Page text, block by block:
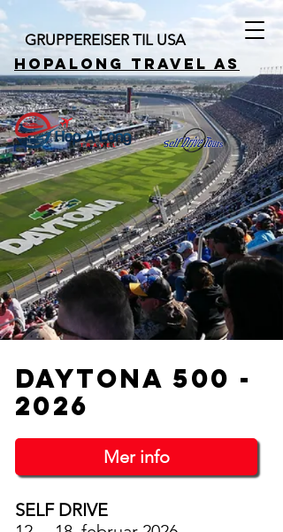
HOPALONG TRAVEL AS
GRUPPEREISER TIL USA
daytona500 -
2026
Mer info
SELF DRIVE